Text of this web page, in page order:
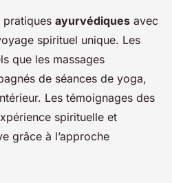
pratiques ayurvédiques avec
spirituel unique. Les
que les massages
de séances de yoga,
Les témoignages des
spirituelle et
grâce à l’approche